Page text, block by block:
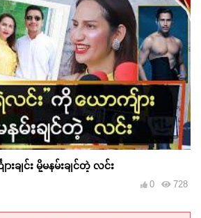
ချင်း မို့မနမ်းချင်တဲ့ လင်း
728
0